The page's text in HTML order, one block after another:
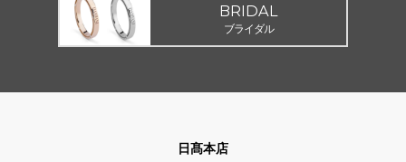
BRIDAL
ブライダル
日髙本店